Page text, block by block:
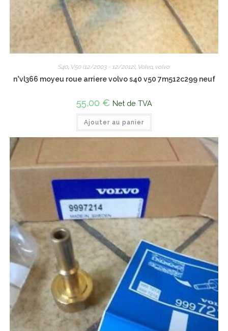
S40, V50 (12/2003 - 12/2012), Volvo, volvo
n°vl366 moyeu roue arriere volvo s40 v50 7m512c299 neuf
55,00 € Net de TVA
Ajouter au panier